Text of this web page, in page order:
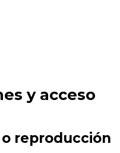
y acceso
reproducción